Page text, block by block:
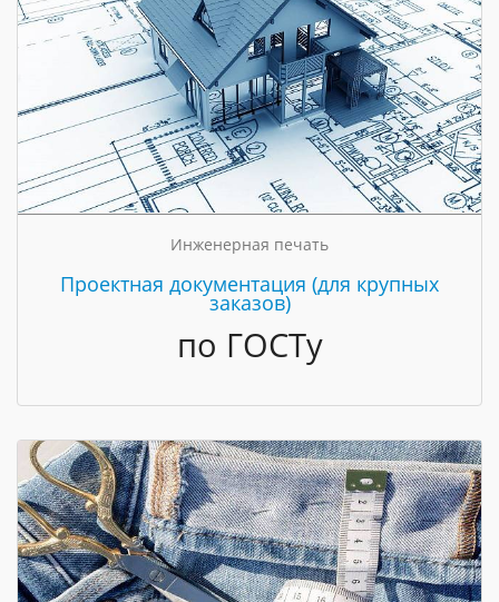
Инженерная печать
Проектная документация (для крупных
заказов)
по ГОСТу